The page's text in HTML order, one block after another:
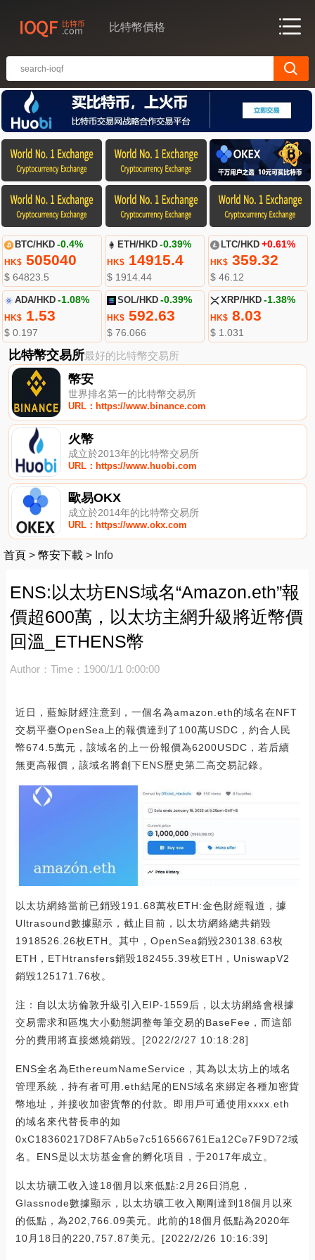
比特幣價格
BTC/HKD -0.4%
HK$505040
$ 64823.5
ETH/HKD -0.39%
HK$ 14915.4
$ 1914.44
LTC/HKD +0.61%
HK$359.32
$ 46.12
ADA/HKD -1.08%
HK$1.53
$ 0.197
SOL/HKD -0.39%
HK$ 592.63
$ 76.066
XRP/HKD -1.38%
HK$8.03
$ 1.031
比特幣交易所最好的比特幣交易所
幣安
世界排名第一的比特幣交易所
URL：https://www.binance.com
火幣
成立於2013年的比特幣交易所
URL：https://www.huobi.com
歐易OKX
成立於2014年的比特幣交易所
URL：https://www.okx.com
首頁 > 幣安下載 > Info
ENS:以太坊ENS域名“Amazon.eth”報
價超600萬，以太坊主網升級將近幣價
回溫_ETHENS幣
Author： Time：1900/1/1 0:00:00
近日，藍鯨財經注意到，一個名為amazon.eth的域名在NFT
交易平臺OpenSea上的報價達到了100萬USDC，約合人民
幣674.5萬元，該域名的上一份報價為6200USDC，若后續
無更高報價，該域名將創下ENS歷史第二高交易記錄。
以太坊網絡當前已銷毀191.68萬枚ETH:金色財經報道，據
Ultrasound數據顯示，截止目前，以太坊網絡總共銷毀
1918526.26枚ETH。其中，OpenSea銷毀230138.63枚
ETH，ETHtransfers銷毀182455.39枚ETH，UniswapV2
銷毀125171.76枚。
注：自以太坊倫敦升級引入EIP-1559后，以太坊網絡會根據
交易需求和區塊大小動態調整每筆交易的BaseFee，而這部
分的費用將直接燃燒銷毀。[2022/2/27 10:18:28]
ENS全名為EthereumNameService，其為以太坊上的域名
管理系統，持有者可用.eth結尾的ENS域名來綁定各種加密貨
幣地址，并接收加密貨幣的付款。即用戶可通使用xxxx.eth
的域名來代替長串的如
0xC18360217D8F7Ab5e7c516566761Ea12Ce7F9D72域
名。ENS是以太坊基金會的孵化項目，于2017年成立。
以太坊礦工收入達18個月以來低點:2月26日消息，
Glassnode數據顯示，以太坊礦工收入剛剛達到18個月以來
的低點，為202,766.09美元。此前的18個月低點為2020年
10月18日的220,757.87美元。[2022/2/26 10:16:39]